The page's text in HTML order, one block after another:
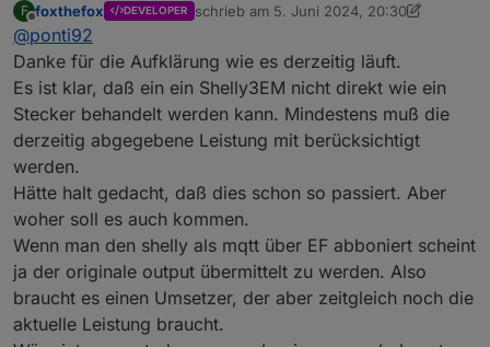
auch von kompletter Deckung des Hausbedarfs (shelly
Da ja der Shelly normalerweise den Gesamtverbrauch
des Hauses misst, darf Ecoflow da nicht die Daten so
behandeln wie einen Smartplug. Das tun sie aber
zurzeit und dann kann es entweder hin und her
pendeln, oder wie bei mir sich bei der Hälfte des
einfach der Wert vom Shelly übernommen wird.
Grundlast ist aber 160W, sprich Ecoflow kann nur die
Hälfte der geforderten Leistung bedienen.
Bei manchen springt es herum, wahrscheinlich am
Anfang und bei wechselnden Lastspitzen.
Sagen wir du verbrauchst 200W und Ecolfow speist
noch nichts ein. Dann startet die App und Ecoflow
Hier ist das log als ich es eingeschaltet habe:
Spoiler
Und hier beim Ausschalten:
Weiß nicht ob da was dabei ist, da ziemlich viele
EInträge in wenigen Sekunden kommen..
F
Offline
foxthefox DEVELOPER schrieb am 5. Juni 2024, 20:30
zuletzt editiert von foxthefox6. Mai 2024,
@ponti92
Danke für die Aufklärung wie es derzeitig läuft.
Es ist klar, daß ein ein Shelly3EM nicht direkt wie ein
Stecker behandelt werden kann. Mindestens muß die
derzeitig abgegebene Leistung mit berücksichtigt
werden.
Hätte halt gedacht, daß dies schon so passiert. Aber
woher soll es auch kommen.
Wenn man den shelly als mqtt über EF abboniert scheint
ja der originale output übermittelt zu werden. Also
braucht es einen Umsetzer, der aber zeitgleich noch die
aktuelle Leistung braucht.